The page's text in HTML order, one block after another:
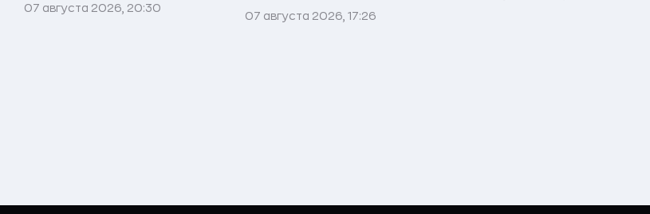
07 августа 2026, 20:30
07 августа 2026, 17:26